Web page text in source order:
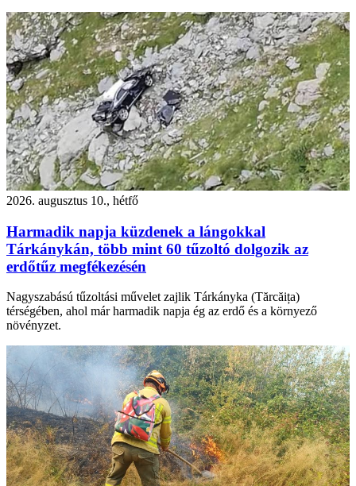
2026. augusztus 10., hétfő
Harmadik napja küzdenek a lángokkal
Tárkánykán, több mint 60 tűzoltó dolgozik az
erdőtűz megfékezésén
Nagyszabású tűzoltási művelet zajlik Tárkányka (Tărcăița)
térségében, ahol már harmadik napja ég az erdő és a környező
növényzet.